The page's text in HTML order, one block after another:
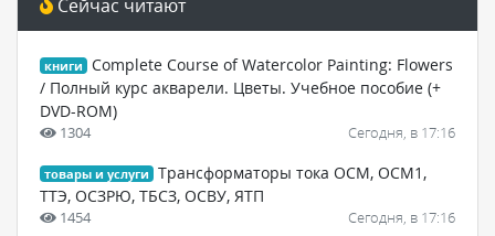
Сейчас читают
книги
Complete Course of Watercolor Painting: Flowers
/ Полный курс акварели. Цветы. Учебное пособие (+
DVD-ROM)
1304 Сегодня, в 17:16
товары и услуги
Трансформаторы тока ОСМ, ОСМ1,
ТТЭ, ОСЗРЮ, ТБСЗ, ОСВУ, ЯТП
1454 Сегодня, в 17:16